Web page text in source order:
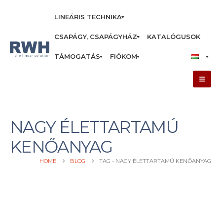
LINEÁRIS TECHNIKA
CSAPÁGY, CSAPÁGYHÁZ KATALÓGUSOK
TÁMOGATÁS FIÓKOM
NAGY ÉLETTARTAMÚ
KENŐANYAG
HOME BLOG TAG - NAGY ÉLETTARTAMÚ KENŐANYAG